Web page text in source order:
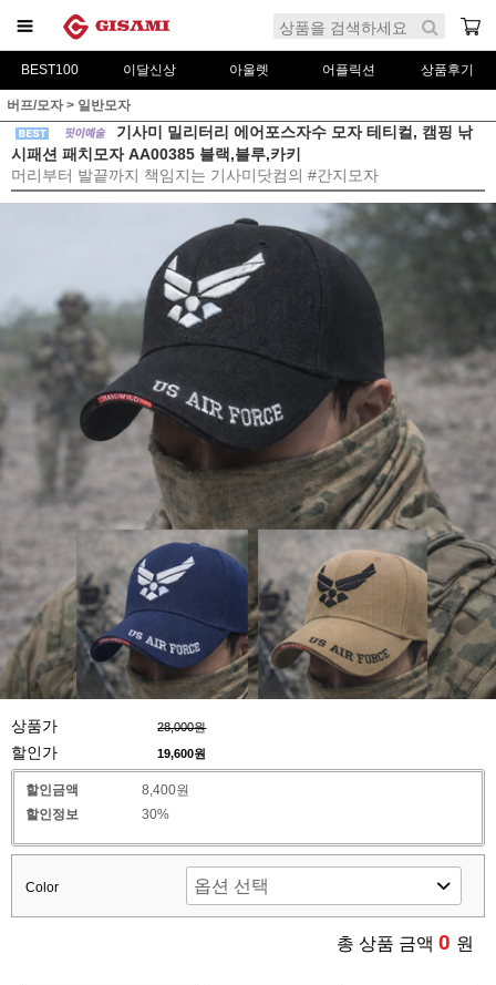
BEST100 이달신상 아울렛 어플릭션 상품후기
버프/모자> 일반모자
기사미 밀리터리 에어포스자수 모자 테티컬, 캠핑 낚
시패션 패치모자 AA00385 블랙,블루,카키
머리부터 발끝까지 책임지는 기사미닷컴의 #간지모자
상품가 28,000원
할인가 19,600원
할인금액
8,400원
할인정보
30%
Color
총 상품 금액 0 원